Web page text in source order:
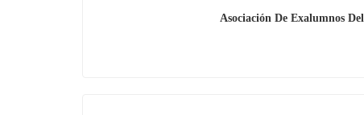
Asociación De Exalumnos